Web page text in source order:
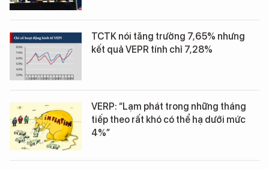
TCTK nói tăng trưởng 7,65% nhưng
kết quả VEPR tính chỉ 7,28%
VERP: “Lạm phát trong những tháng
tiếp theo rất khó có thể hạ dưới mức
4%”